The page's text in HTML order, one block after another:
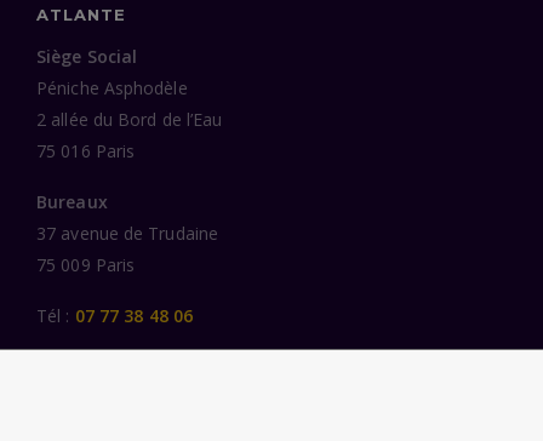
ATLANTE
Siège Social
Péniche Asphodèle
2 allée du Bord de l’Eau
75 016 Paris
Bureaux
37 avenue de Trudaine
75 009 Paris
Tél : 07 77 38 48 06